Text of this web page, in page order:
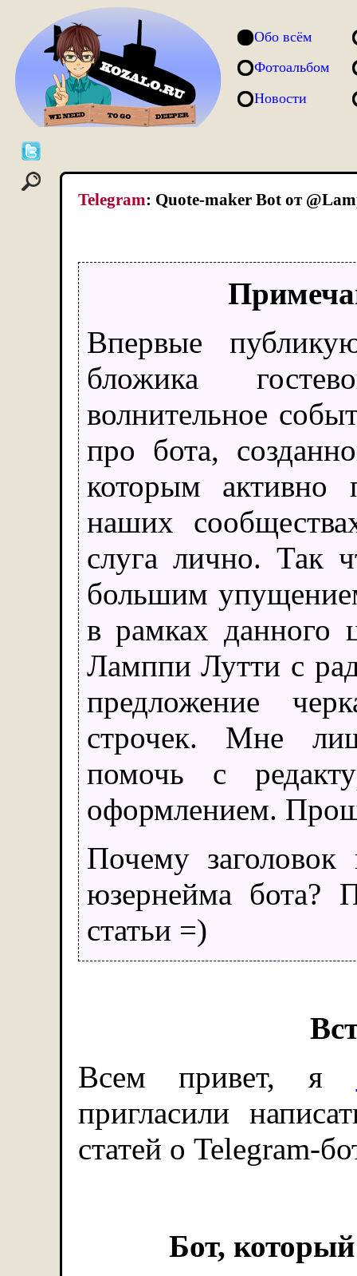
Обо всём
Фотоальбом
Новости
Telegram: Quote-maker Bot от
Впервые
бложика
волнительное
про бота,
которым активно
наших
слуга лично. Так
большим
в рамках данного
Ламппи Лутти с
предложение
строчек. Мне
помочь с
оформлением.
Почему
юзернейма бота?
статьи =)
Всем привет, я
пригласили
статей о Telegram-
Бот,